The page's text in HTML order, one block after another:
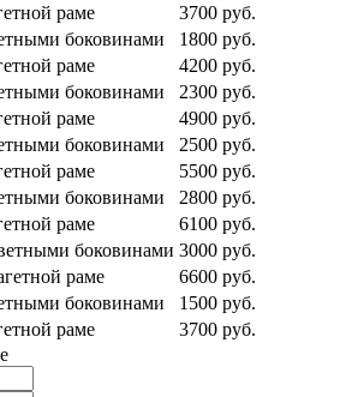
раме
3700 руб.
боковинами
1800 руб.
раме
4200 руб.
боковинами
2300 руб.
раме
4900 руб.
боковинами
2500 руб.
раме
5500 руб.
боковинами
2800 руб.
раме
6100 руб.
боковинами 3000 руб.
раме
6600 руб.
боковинами
1500 руб.
раме
3700 руб.